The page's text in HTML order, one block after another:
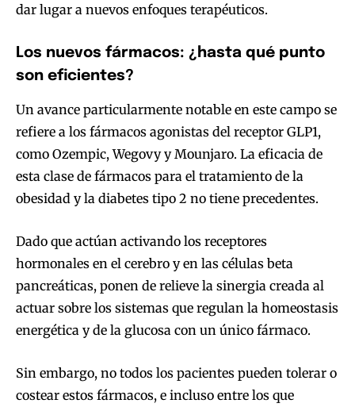
dar lugar a nuevos enfoques terapéuticos.
Los nuevos fármacos: ¿hasta qué punto
son eficientes?
Un avance particularmente notable en este campo se
refiere a los fármacos agonistas del receptor GLP1,
como Ozempic, Wegovy y Mounjaro. La eficacia de
esta clase de fármacos para el tratamiento de la
obesidad y la diabetes tipo 2 no tiene precedentes.
Dado que actúan activando los receptores
hormonales en el cerebro y en las células beta
pancreáticas, ponen de relieve la sinergia creada al
actuar sobre los sistemas que regulan la homeostasis
energética y de la glucosa con un único fármaco.
Sin embargo, no todos los pacientes pueden tolerar o
costear estos fármacos, e incluso entre los que